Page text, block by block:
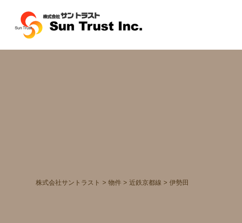
株式会社サントラスト > 物件 > 近鉄京都線 > 伊勢田